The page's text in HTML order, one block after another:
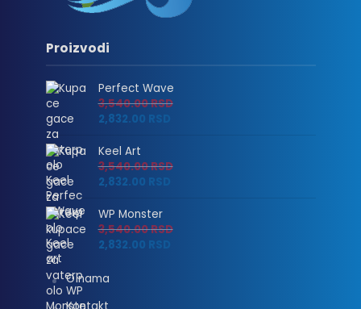
Proizvodi
Perfect Wave
3,540.00RSD
2,832.00 RSD
Keel Art
3,540.00RSD
2,832.00 RSD
WP Monster
3,540.00RSD
2,832.00 RSD
O nama